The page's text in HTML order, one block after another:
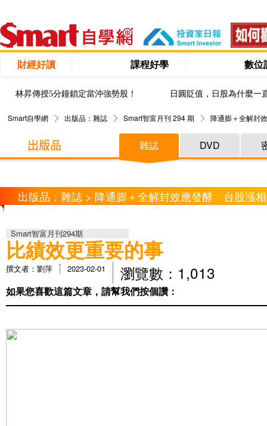
財經好讀 課程好學 數位
林昇傳授5分鐘鎖定當沖強勢股！ 日圓貶值，日股為什麼一
Smart自學網 出版品：雜誌 Smart智富月刊 294 期 降通膨＋全解封
雜誌 DVD
出版品：雜誌 > 降通膨＋全解封效應發酵 台股漲
Smart智富月刊294期
比績效更重要的事
撰文者：劉萍 2023-02-01 瀏覽數：1,013
如果您喜歡這篇文章，請幫我們按個讚：